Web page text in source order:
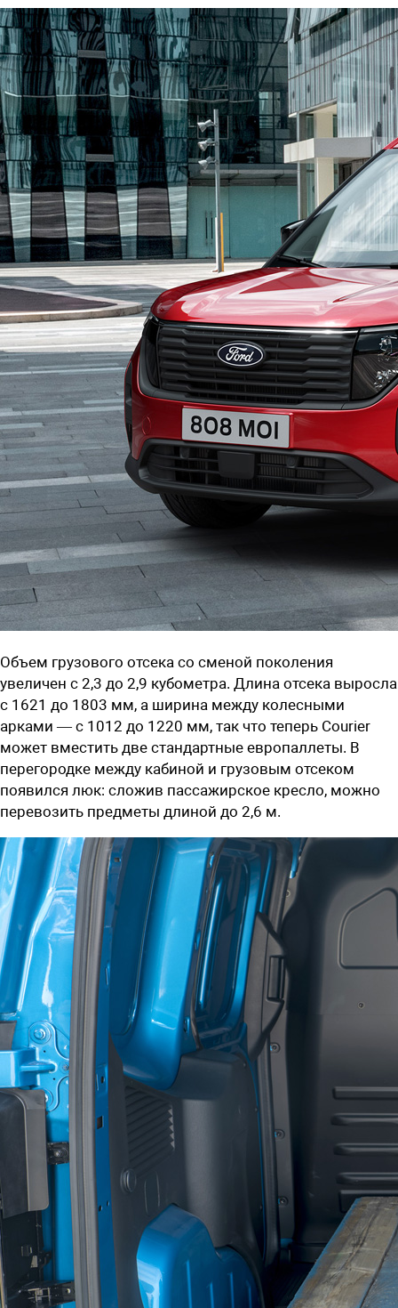
Объем грузового отсека со сменой поколения
увеличен с 2,3 до 2,9 кубометра. Длина отсека выросла
с 1621 до 1803 мм, а ширина между колесными
арками — с 1012 до 1220 мм, так что теперь Courier
может вместить две стандартные европаллеты. В
перегородке между кабиной и грузовым отсеком
появился люк: сложив пассажирское кресло, можно
перевозить предметы длиной до 2,6 м.